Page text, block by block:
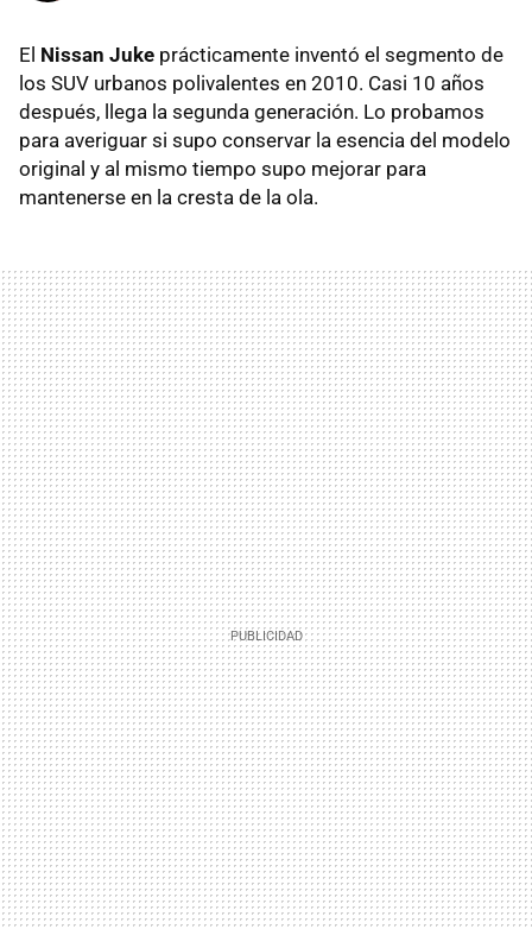
El Nissan Juke prácticamente inventó el segmento de
los SUV urbanos polivalentes en 2010. Casi 10 años
después, llega la segunda generación. Lo probamos
para averiguar si supo conservar la esencia del modelo
original y al mismo tiempo supo mejorar para
mantenerse en la cresta de la ola.